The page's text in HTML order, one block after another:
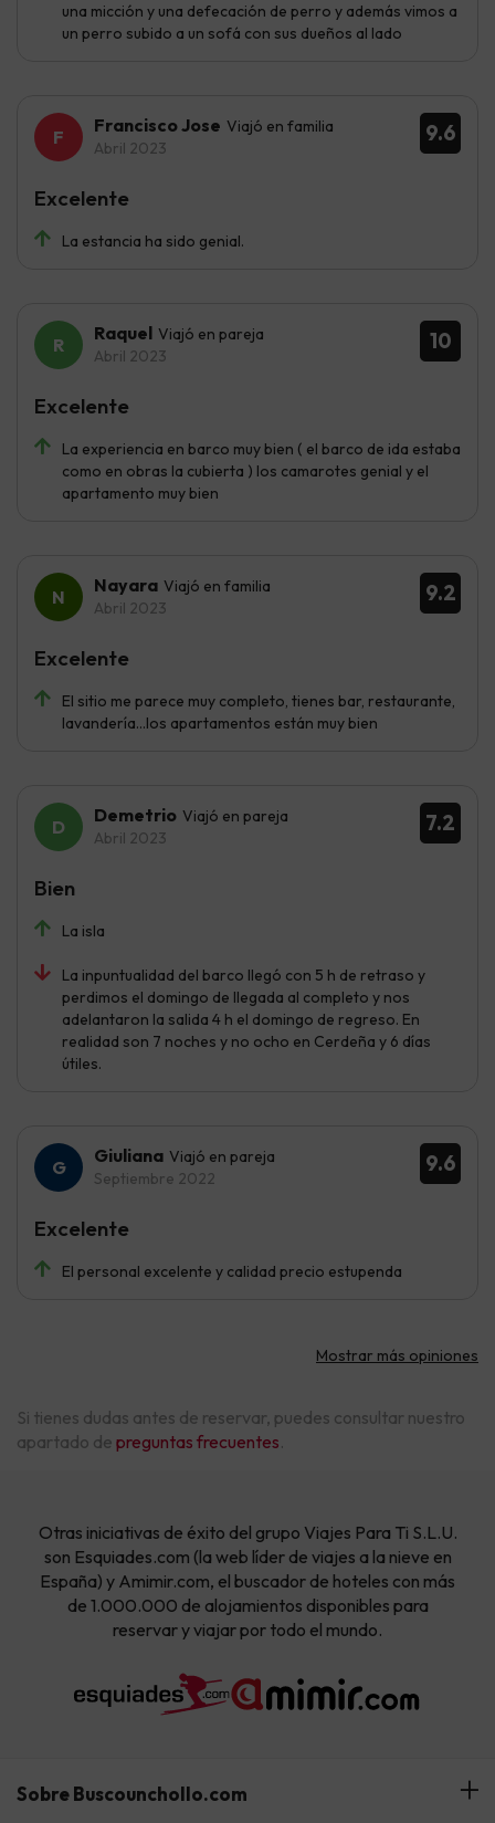
una micción y una defecación de perro y además vimos a
un perro subido a un sofá con sus dueños al lado
9.6
Francisco Jose Viajó en familia
Abril 2023
La estancia ha sido genial.
Excelente
10
Raquel Viajó en pareja
Abril 2023
La experiencia en barco muy bien ( el barco de ida estaba
como en obras la cubierta ) los camarotes genial y el
apartamento muy bien
Excelente
9.2
Nayara Viajó en familia
Abril 2023
El sitio me parece muy completo, tienes bar, restaurante,
lavandería…los apartamentos están muy bien
Excelente
7.2
Demetrio Viajó en pareja
Abril 2023
La isla
La inpuntualidad del barco llegó con 5 h de retraso y
perdimos el domingo de llegada al completo y nos
adelantaron la salida 4 h el domingo de regreso. En
realidad son 7 noches y no ocho en Cerdeña y 6 días
útiles.
Bien
9.6
Giuliana Viajó en pareja
Septiembre 2022
El personal excelente y calidad precio estupenda
Excelente
Mostrar más opiniones
Si tienes dudas antes de reservar, puedes consultar nuestro
apartado de preguntas frecuentes.
Otras iniciativas de éxito del grupo Viajes Para Ti S.L.U.
son Esquiades.com (la web líder de viajes a la nieve en
España) y Amimir.com, el buscador de hoteles con más
de 1.000.000 de alojamientos disponibles para
reservar y viajar por todo el mundo.
Sobre Buscounchollo.com